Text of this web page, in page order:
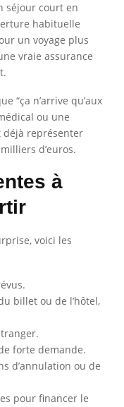
séjour court en
habituelle
un voyage plus
vraie assurance
“ça n’arrive qu’aux
ou une
représenter
d’euros.
à
voici les
billet ou de l’hôtel,
forte demande.
d’annulation ou de
pour financer le